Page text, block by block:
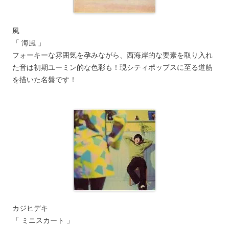
風
「 海風 」
フォーキーな雰囲気を孕みながら、西海岸的な要素を取り入れ
た音は初期ユーミン的な色彩も！現シティポップスに至る道筋
を描いた名盤です！
カジヒデキ
「 ミニスカート 」